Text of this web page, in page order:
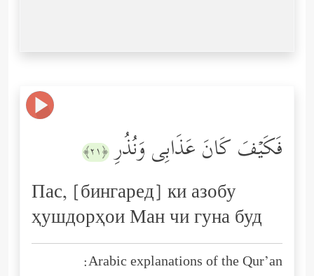
فَكَیۡفَ كَانَ عَذَابِی وَنُذُرِ ﴿٢١﴾
Пас, [бингаред] ки азобу
ҳушдорҳои Ман чи гуна буд
Arabic explanations of the Qur’an: